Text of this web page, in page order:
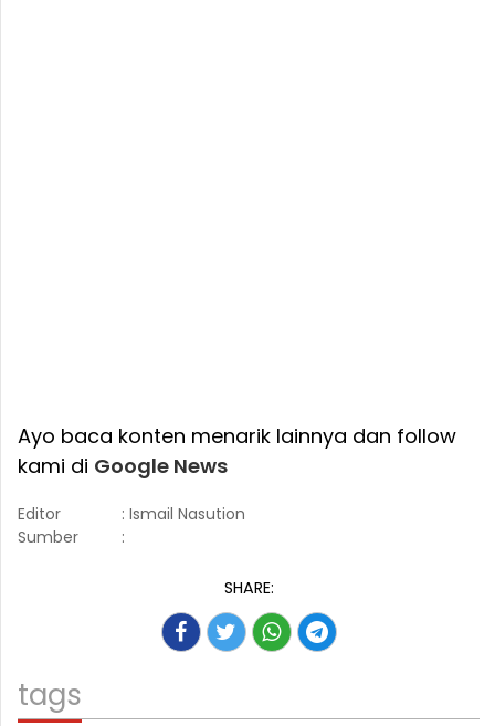
Ayo baca konten menarik lainnya dan follow
kami di Google News
Editor
: Ismail Nasution
Sumber
:
SHARE:
tags